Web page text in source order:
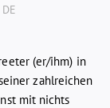
DE
(er/ihm) in
zahlreichen
mit nichts